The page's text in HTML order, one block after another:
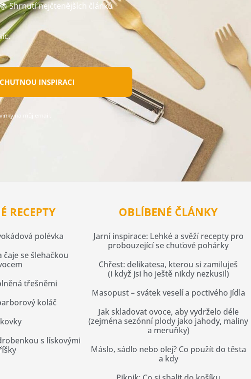
Shrnutí nejčtenějších článků
INSPIRACI
na můj email.
RECEPTY
polévka
čaje se šlehačkou
třešněmi
koláč
s lískovými
OBLÍBENÉ ČLÁNKY
Jarní inspirace: Lehké a svěží recepty pro
probouzející se chuťové pohárky
Chřest: delikatesa, kterou si zamiluješ
(i když jsi ho ještě nikdy nezkusil)
Masopust – svátek veselí a poctivého jídla
Jak skladovat ovoce, aby vydrželo déle
(zejména sezónní plody jako jahody, maliny
a meruňky)
Máslo, sádlo nebo olej? Co použít do těsta
a kdy